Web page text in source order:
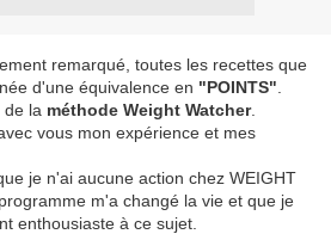
remarqué, toutes les recettes que
d'une équivalence en "POINTS"
de la méthode Weight Watcher.
vous mon expérience et mes
je n'ai aucune action chez WEIGHT
m'a changé la vie et que je
enthousiaste à ce sujet.